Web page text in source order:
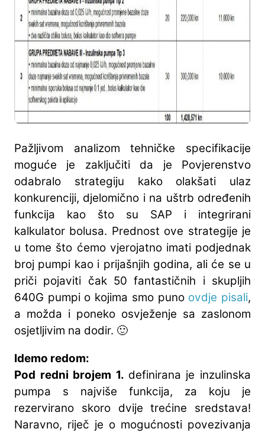
Pažljivom analizom tehničke specifikacije
moguće je zaključiti da je Povjerenstvo
odabralo strategiju kako olakšati ulaz
konkurenciji, djelomično i na uštrb određenih
funkcija kao što su SAP i integrirani
kalkulator bolusa. Prednost ove strategije je
u tome što ćemo vjerojatno imati podjednak
broj pumpi kao i prijašnjih godina, ali će se u
priči pojaviti čak 50 fantastičnih i skupljih
640G pumpi o kojima smo puno ovdje pisali,
a možda i poneko osvježenje sa zaslonom
osjetljivim na dodir. 🙂
Idemo redom:
Pod redni brojem 1. definirana je inzulinska
pumpa s najviše funkcija, za koju je
rezervirano skoro dvije trećine sredstava!
Naravno, riječ je o mogućnosti povezivanja